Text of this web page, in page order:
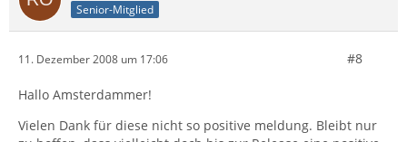
Senior-Mitglied
11. Dezember 2008 um 17:06 #8
Hallo Amsterdammer!
Vielen Dank für diese nicht so positive meldung. Bleibt nur